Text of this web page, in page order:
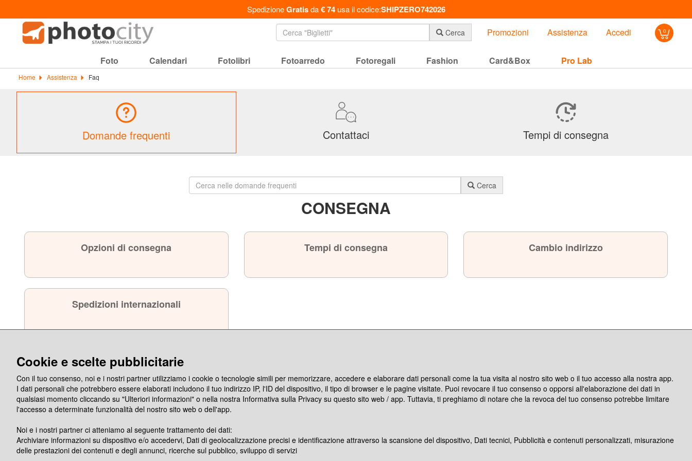
SpedizioneGratisda€ 74usa il codice:SHIPZERO742026
Cerca Promozioni Assistenza Accedi 0
Foto Calendari Fotolibri Fotoarredo Fotoregali Fashion Card&Box Pro Lab
Home Assistenza Faq
Domande frequenti Contattaci Tempi di consegna
Cerca
CONSEGNA
Opzioni di consegna Tempi di consegna Cambio indirizzo
Spedizioni internazionali
Cookie e scelte pubblicitarie
Con il tuo consenso, noi e i nostri partner utilizziamo i cookie o tecnologie simili per memorizzare, accedere e elaborare dati personali come la tua visita al nostro sito web o il tuo accesso alla nostra app.
I dati personali che potrebbero essere elaborati includono il tuo indirizzo IP, l'ID del dispositivo, il tipo di browser e le pagine visitate. Puoi revocare il tuo consenso o opporsi all'elaborazione dei dati in
qualsiasi momento cliccando su "Ulteriori informazioni" o nella nostra Informativa sulla Privacy su questo sito web / app. Tuttavia, ti preghiamo di notare che la revoca del tuo consenso potrebbe limitare
l'accesso a determinate funzionalità del nostro sito web o dell'app.
Noi e i nostri partner ci atteniamo al seguente trattamento dei dati:
Archiviare informazioni su dispositivo e/o accedervi, Dati di geolocalizzazione precisi e identificazione attraverso la scansione del dispositivo, Dati tecnici, Pubblicità e contenuti personalizzati, misurazione
delle prestazioni dei contenuti e degli annunci, ricerche sul pubblico, sviluppo di servizi